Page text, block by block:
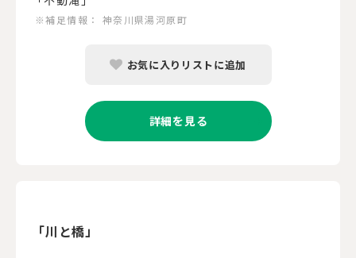
※補足情報： 神奈川県湯河原町
お気に入りリストに追加
詳細を見る
「川と橋」